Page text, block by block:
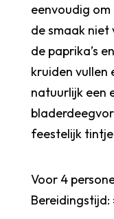
eenvoudig
de smaak
de paprika’s
kruiden vullen
natuurlijk een
feestelijk
Voor 4
Bereidingstijd: